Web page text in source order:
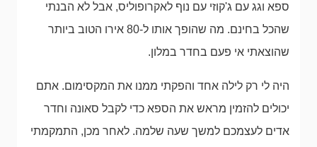
ספא וגג עם ג'קוזי עם נוף לאקרופוליס, אבל לא הבנתי
שהכל בחינם. מה שהופך אותו ל-80 אירו הטוב ביותר
שהוצאתי אי פעם בחדר במלון.
היה לי רק לילה אחד והפקתי ממנו את המקסימום. אתם
יכולים להזמין מראש את הספא כדי לקבל סאונה וחדר
אדים לעצמכם למשך שעה שלמה. לאחר מכן, התמקמתי